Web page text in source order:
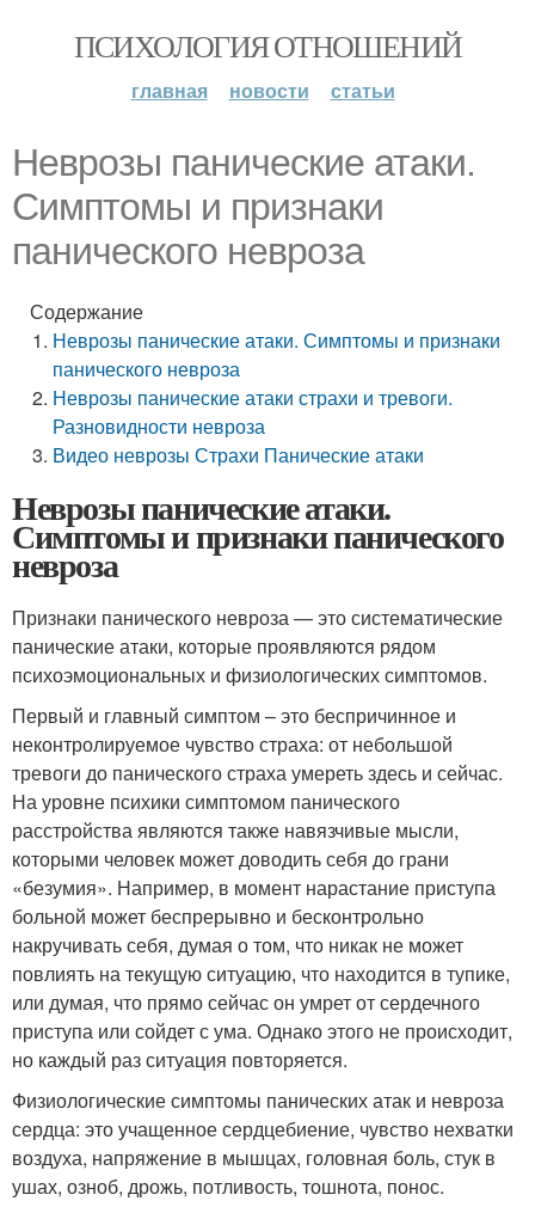
ПСИХОЛОГИЯ ОТНОШЕНИЙ
главная новости статьи
Неврозы панические атаки.
Симптомы и признаки
панического невроза
Содержание
Неврозы панические атаки. Симптомы и признаки
панического невроза
Неврозы панические атаки страхи и тревоги.
Разновидности невроза
Видео неврозы Страхи Панические атаки
Неврозы панические атаки.
Симптомы и признаки панического
невроза
Признаки панического невроза — это систематические
панические атаки, которые проявляются рядом
психоэмоциональных и физиологических симптомов.
Первый и главный симптом – это беспричинное и
неконтролируемое чувство страха: от небольшой
тревоги до панического страха умереть здесь и сейчас.
На уровне психики симптомом панического
расстройства являются также навязчивые мысли,
которыми человек может доводить себя до грани
«безумия». Например, в момент нарастание приступа
больной может беспрерывно и бесконтрольно
накручивать себя, думая о том, что никак не может
повлиять на текущую ситуацию, что находится в тупике,
или думая, что прямо сейчас он умрет от сердечного
приступа или сойдет с ума. Однако этого не происходит,
но каждый раз ситуация повторяется.
Физиологические симптомы панических атак и невроза
сердца: это учащенное сердцебиение, чувство нехватки
воздуха, напряжение в мышцах, головная боль, стук в
ушах, озноб, дрожь, потливость, тошнота, понос.